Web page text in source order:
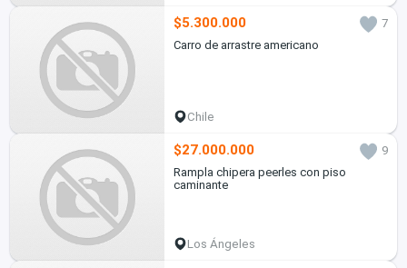
$5.300.000
7
Carro de arrastre americano
Chile
$27.000.000
9
Rampla chipera peerles con piso
caminante
Los Ángeles